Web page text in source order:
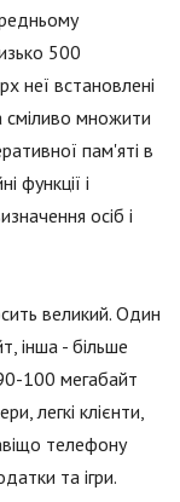
500
неї встановлені
множити
пам'яті в
функції і
осіб і
великий. Один
інша - більше
100 мегабайт
легкі клієнти,
телефону
та ігри.